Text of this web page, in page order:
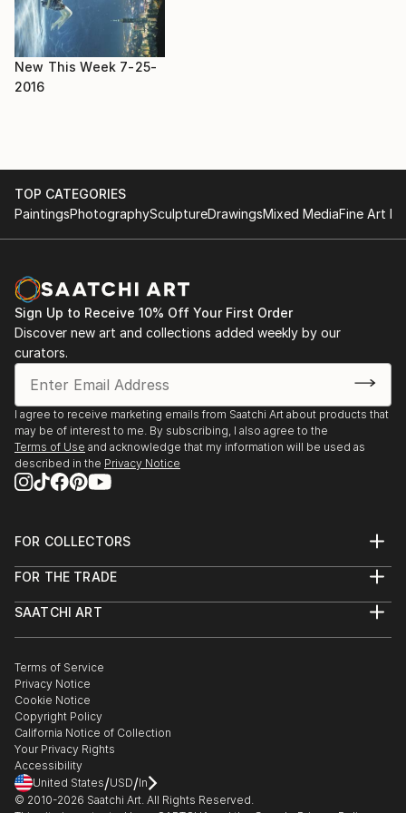
Hyperréalisme, style qui lui correspond mieux et qui
réclame une grande patience et un regard aiguisé !!! Il
aime peindre des thèmes simples pour en magnifier la
banalité.
2016 : Exposition pour la Ville de SENS. "Vrai illusion
ou fausse réalité"
2017 : La Madeleine- PARIS : "La nature Abstraite de
la Réalité"
New This Week 7-25-
2016
TOP CATEGORIES
PaintingsPhotographySculptureDrawingsMixed MediaFine Art
Sign Up to Receive 10% Off Your First Order
Discover new art and collections added weekly by our
curators.
I agree to receive marketing emails from Saatchi Art about products that
may be of interest to me. By subscribing, I also agree to the
Terms of Use and acknowledge that my information will be used as
described in the Privacy Notice
FOR COLLECTORS
Help Center
Commissions
Gift Card
FOR THE TRADE
Trade Program
Healthcare
Multi Family & Residential
Contact Art Consultant
SAATCHI ART
The Other Art Fair
Sell on Saatchi Art
Affiliate Program
Careers
Contact Support
Terms of Service
Privacy Notice
Cookie Notice
Copyright Policy
California Notice of Collection
Your Privacy Rights
Accessibility
United States/USD/In
© 2010-2026 Saatchi Art. All Rights Reserved.